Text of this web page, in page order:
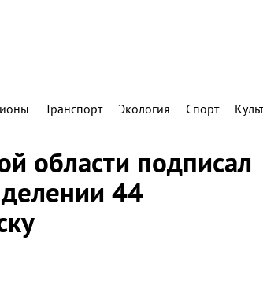
Транспорт Экология Спорт
области подписал
44